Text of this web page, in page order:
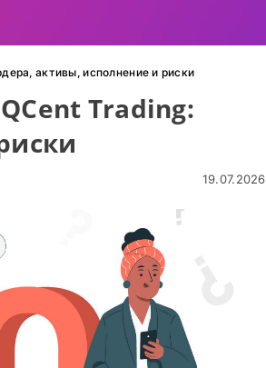
активы, исполнение и риски
Trading:
19.07.2026